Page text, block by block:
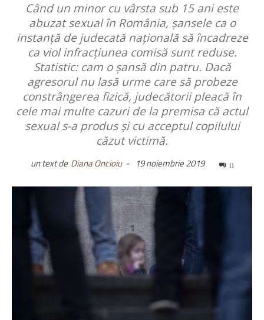
Când un minor cu vârsta sub 15 ani este
abuzat sexual în România, șansele ca o
instanță de judecată națională să încadreze
ca viol infracțiunea comisă sunt reduse.
Statistic: cam o șansă din patru. Dacă
agresorul nu lasă urme care să probeze
constrângerea fizică, judecătorii pleacă în
cele mai multe cazuri de la premisa că actul
sexual s-a produs și cu acceptul copilului
căzut victimă.
un text de Diana Oncioiu - 19 noiembrie 2019 11